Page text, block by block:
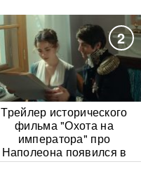
2
Трейлер исторического
фильма "Охота на
императора" про
Наполеона появился в
Сети